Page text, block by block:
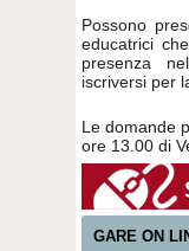
Possono
educatrici
presenza
iscriversi per
Le domande
ore 13.00 di
GARE ON